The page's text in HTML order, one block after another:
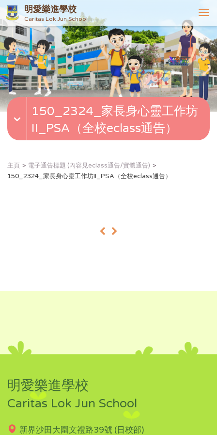
明愛樂進學校
Caritas Lok Jun School
T
o
g
g
l
e
n
v
150_2324_家長身心靈工作坊
II_PSA（全校eclass通告）
主頁
電子通告標題 (內容見eclass通告/實體通告)
150_2324_家長身心靈工作坊II_PSA（全校eclass通告）
« »
明愛樂進學校
Caritas Lok Jun School
新界沙田大圍文禮路39號 (日校部)